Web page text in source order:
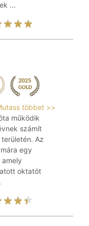
...
többet >>
működik
számít
Az
egy
oktatót